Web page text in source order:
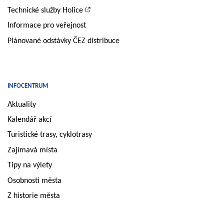
Technické služby Holice
Informace pro veřejnost
Plánované odstávky ČEZ distribuce
INFOCENTRUM
Aktuality
Kalendář akcí
Turistické trasy, cyklotrasy
Zajímavá místa
Tipy na výlety
Osobnosti města
Z historie města